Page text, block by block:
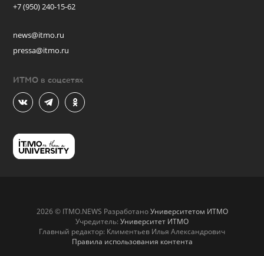
+7 (950) 240-15-62
news@itmo.ru
pressa@itmo.ru
ИТМО в соцсетях
2026 © ITMO.NEWS РазработаноУниверситетом ИТМО
Учредитель: Университет ИТМО
Главный редактор: Климентьев Илья Александрович
Правила использования контента